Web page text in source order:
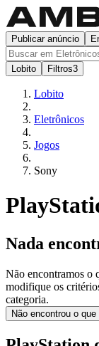
Publicar anúncio
Lobito Filtros3
Lobito
Eletrônicos
Jogos
Sony
Nada
Não encontramos o
modifique os
categoria.
Não encontrou o que